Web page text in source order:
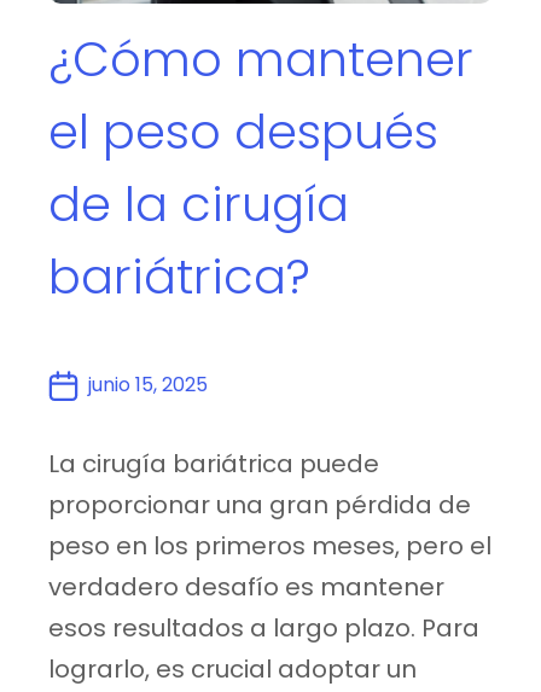
¿Cómo mantener
el peso después
de la cirugía
bariátrica?
junio 15, 2025
La cirugía bariátrica puede
proporcionar una gran pérdida de
peso en los primeros meses, pero el
verdadero desafío es mantener
esos resultados a largo plazo. Para
lograrlo, es crucial adoptar un